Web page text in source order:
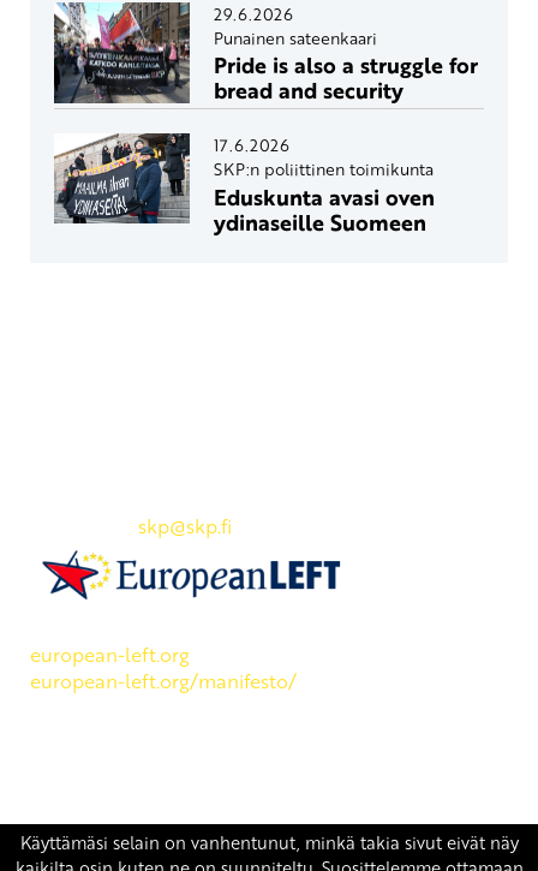
29.6.2026
Punainen sateenkaari
Pride is also a struggle for
bread and security
17.6.2026
SKP:n poliittinen toimikunta
Eduskunta avasi oven
ydinaseille Suomeen
skp@skp.fi
european-left.org
european-left.org/manifesto/